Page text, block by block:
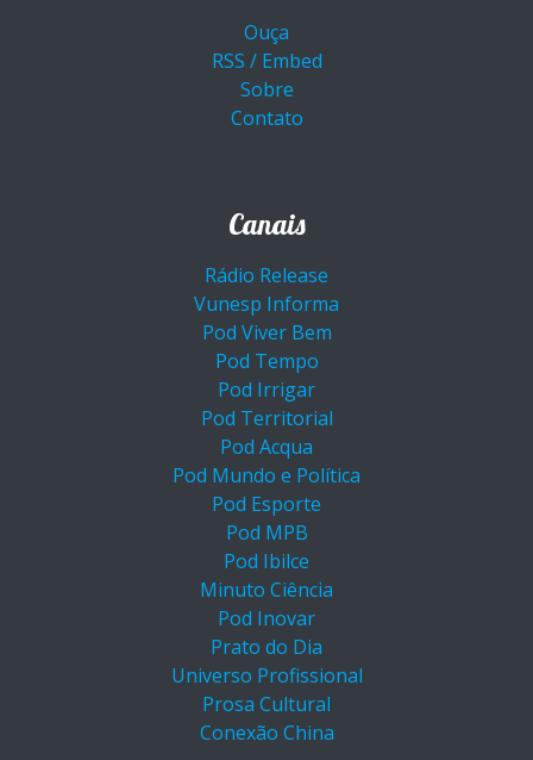
Ouça
RSS / Embed
Sobre
Contato
Canais
Rádio Release
Vunesp Informa
Pod Viver Bem
Pod Tempo
Pod Irrigar
Pod Territorial
Pod Acqua
Pod Mundo e Política
Pod Esporte
Pod MPB
Pod Ibilce
Minuto Ciência
Pod Inovar
Prato do Dia
Universo Profissional
Prosa Cultural
Conexão China